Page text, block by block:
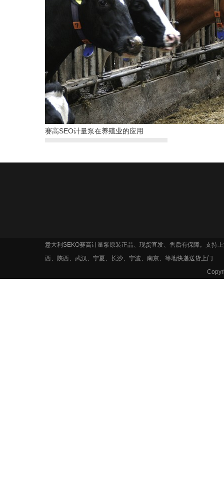
赛高SEO计量泵在养殖业的应用
意大利SEKO赛高计量泵原装正品、现货直发、售后有保障。支持
西、陕西、武汉、宁夏、长沙、宁波、南京、等地快递送货上门